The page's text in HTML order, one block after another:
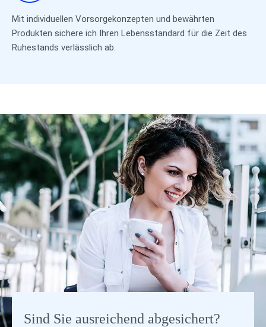
Mit individuellen Vorsorgekonzepten und bewährten
Produkten sichere ich Ihren Lebensstandard für die Zeit des
Ruhestands verlässlich ab.
Sind Sie ausreichend abgesichert?